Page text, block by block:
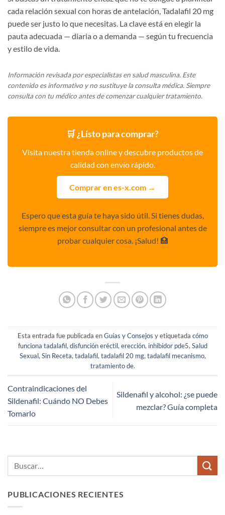
cada relación sexual con horas de antelación, Tadalafil 20 mg
puede ser justo lo que necesitas. La clave está en elegir la
pauta adecuada — diaria o a demanda — según tu frecuencia
y estilo de vida.
Información revisada por especialistas en salud masculina. Este
contenido es informativo y no sustituye la consulta médica. Siempre
consulta con tu médico antes de comenzar cualquier tratamiento.
🛒 ¿Listo para comprar?
Visita nuestra tienda online y descubre productos de
calidad con envío rápido.
Comprar en es-x.com →
Espero que esta guía te haya sido útil. Si tienes dudas,
siempre es mejor consultar con un profesional antes de
probar cualquier cosa. ¡Salud! 🏥
Esta entrada fue publicada enGuías y Consejos y etiquetada cómo
funciona tadalafil, disfunción eréctil, erección, inhibidor pde5, Salud
Sexual, Sin Receta, tadalafil, tadalafil 20 mg, tadalafil mecanismo,
tratamiento de.
Contraindicaciones del
Sildenafil: Cuándo NO Debes
Tomarlo
Sildenafil y alcohol: ¿se puede
mezclar? Guía completa
PUBLICACIONES RECIENTES